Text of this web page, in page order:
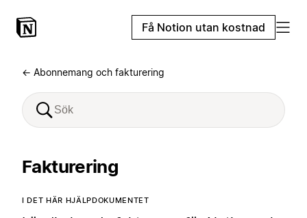
Få Notion utan kostnad
← Abonnemang och fakturering
Fakturering
I DET HÄR HJÄLPDOKUMENTET